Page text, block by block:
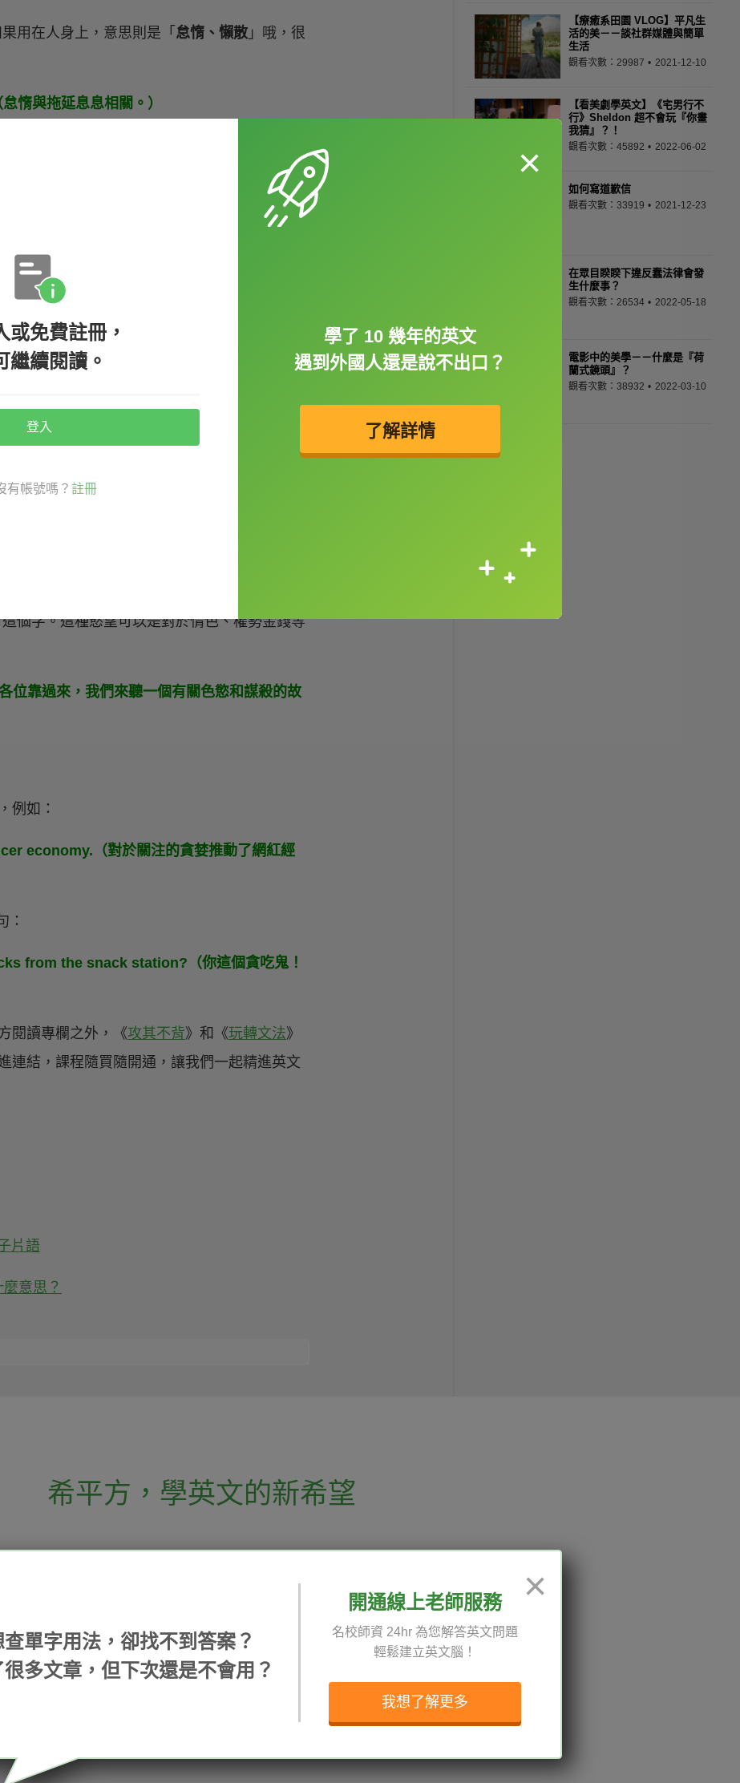
用在人身上，意思則是「 怠惰、懶散 」哦，很
與拖延息息相關。）
不敢面對憤怒的老師。）
pride 就是它的名詞形式唷。有一句很有名的諺
人自尊心很高，就可以說：
he has too much pride and will
行，因為他自尊心很高，會變得渾身是
個字。這種慾望可以是對於情色、權勢金錢等
靠過來，我們來聽一個有關色慾和謀殺的故
例如：
economy.（對於關注的貪婪推動了網紅經
：
from the snack station?（你這個貪吃鬼！
閱讀專欄之外，《攻其不背》和《玩轉文法》
連結，課程隨買隨開通，讓我們一起精進英文
片語
意思？
【療癒系田園 VLOG】平凡生
活的美－－談社群媒體與簡單
生活
觀看次數：29987 2021-12-10
【看美劇學英文】《宅男行不
行》Sheldon 超不會玩『你畫
我猜』？！
觀看次數：45892 2022-06-02
如何寫道歉信
觀看次數：33919 2021-12-23
在眾目睽睽下違反蠢法律會發
生什麼事？
觀看次數：26534 2022-05-18
電影中的美學－－什麼是『荷
蘭式鏡頭』？
觀看次數：38932 2022-03-10
希平方 ， 學英文的新希望
我們 / 追蹤：
攻其不背
精選影片
隱私權與服務條款
×
查單字用法，卻找不到答案？
很多文章，但下次還是不會用？
開通線上老師服務
名校師資 24hr 為您解答英文問題
輕鬆建立英文腦！
我想了解更多
×
或免費註冊，
繼續閱讀。
登入
有帳號嗎？ 註冊
學了 10 幾年的英文
遇到外國人還是說不出口？
了解詳情